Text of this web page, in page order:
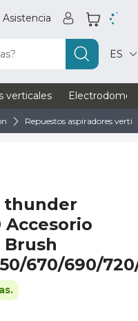
Asistencia
ES
verticales
Repuestos aspiradores
thunder
Accesorio
670/690/